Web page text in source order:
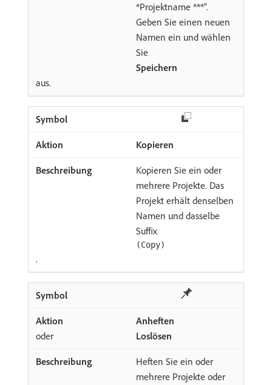
*Projektname ***“.
Geben Sie einen neuen
Namen ein und wählen
Sie​
Speichern ​
​aus.
Kopieren
Kopieren Sie ein oder
mehrere Projekte. Das
Projekt erhält denselben
Namen und dasselbe
Suffix
(Copy)
.
Anheften
oder
Loslösen
Heften Sie ein oder
mehrere Projekte oder